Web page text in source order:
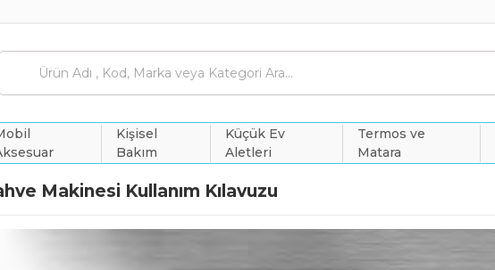
Kişisel
Bakım
Küçük Ev
Aletleri
Termos ve
Matara
Makinesi Kullanım Kılavuzu